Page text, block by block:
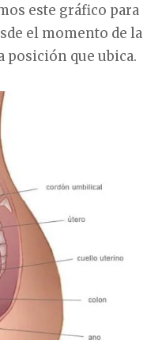
este gráfico para
el momento de la
posición que ubica.